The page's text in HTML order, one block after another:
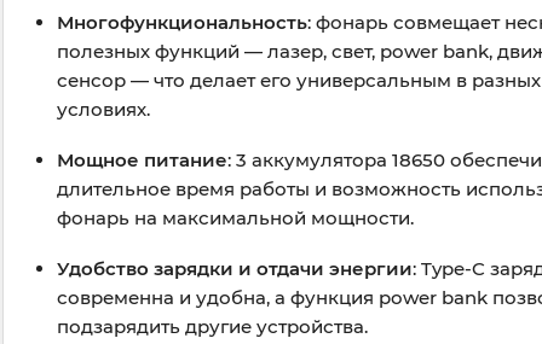
Многофункциональность: фонарь совмещает
полезных функций — лазер, свет, power bank,
сенсор — что делает его универсальным в разных
условиях.
Мощное питание: 3 аккумулятора 18650
длительное время работы и возможность
фонарь на максимальной мощности.
Удобство зарядки и отдачи энергии: Type-C
современна и удобна, а функция power bank
подзарядить другие устройства.